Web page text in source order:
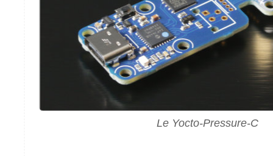
Le Yocto-Pressure-C